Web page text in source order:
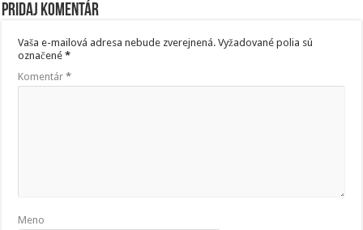
Pridaj komentár
Vaša e-mailová adresa nebude zverejnená. Vyžadované polia sú
označené*
Komentár*
Meno